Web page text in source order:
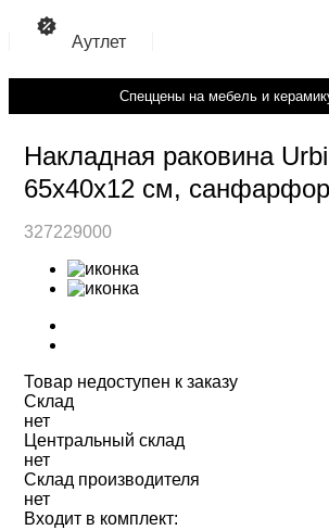
Аутлет
Спеццены на мебель и
Накладная раковина
65х40х12 см, санфарфор
327229000
Товар недоступен к заказу
Cклад
нет
Центральный склад
нет
Склад производителя
нет
Входит в комплект: